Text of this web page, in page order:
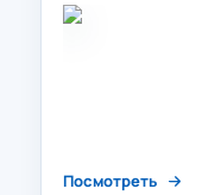
Посмотреть